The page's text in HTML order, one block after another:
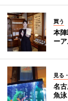
買う
本
ー
見る
名
魚